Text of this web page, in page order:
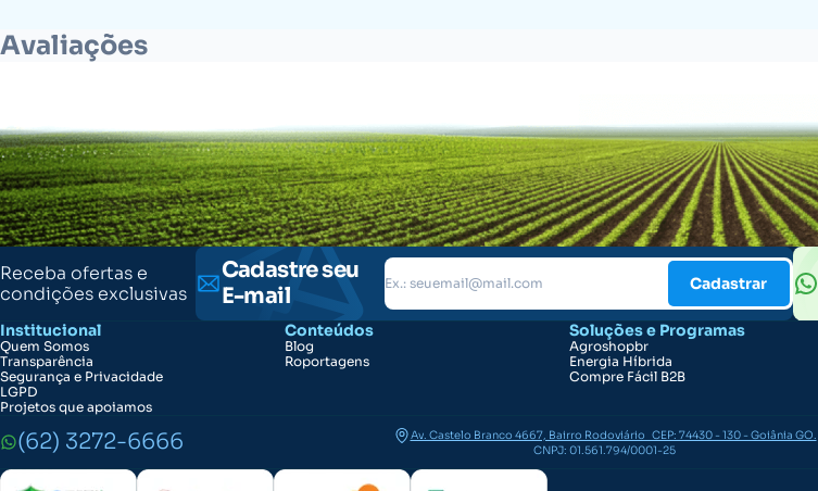
Avaliações
Receba ofertas e
condições exclusivas
Cadastre seu
E-mail
Cadastrar
Institucional
Quem Somos
Transparência
Segurança e Privacidade
LGPD
Projetos que apoiamos
Conteúdos
Blog
Roportagens
Soluções e Programas
Agroshopbr
Energia Híbrida
Compre Fácil B2B
(62) 3272-6666
Av. Castelo Branco 4667, Bairro Rodoviário CEP: 74430 - 130 - Goiânia GO.
CNPJ: 01.561.794/0001-25